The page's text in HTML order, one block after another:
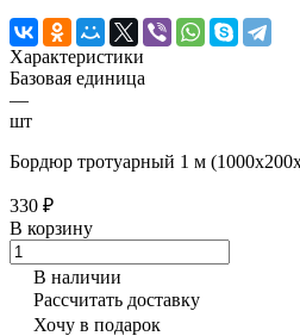
Характеристики
Базовая единица
—
шт
Бордюр тротуарный 1 м
330 ₽
В корзину
В наличии
Рассчитать доставку
Хочу в подарок